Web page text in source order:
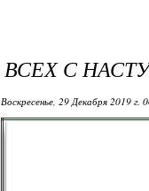
ВСЕХ С
Воскресенье, 29 Декабря 2019 г.